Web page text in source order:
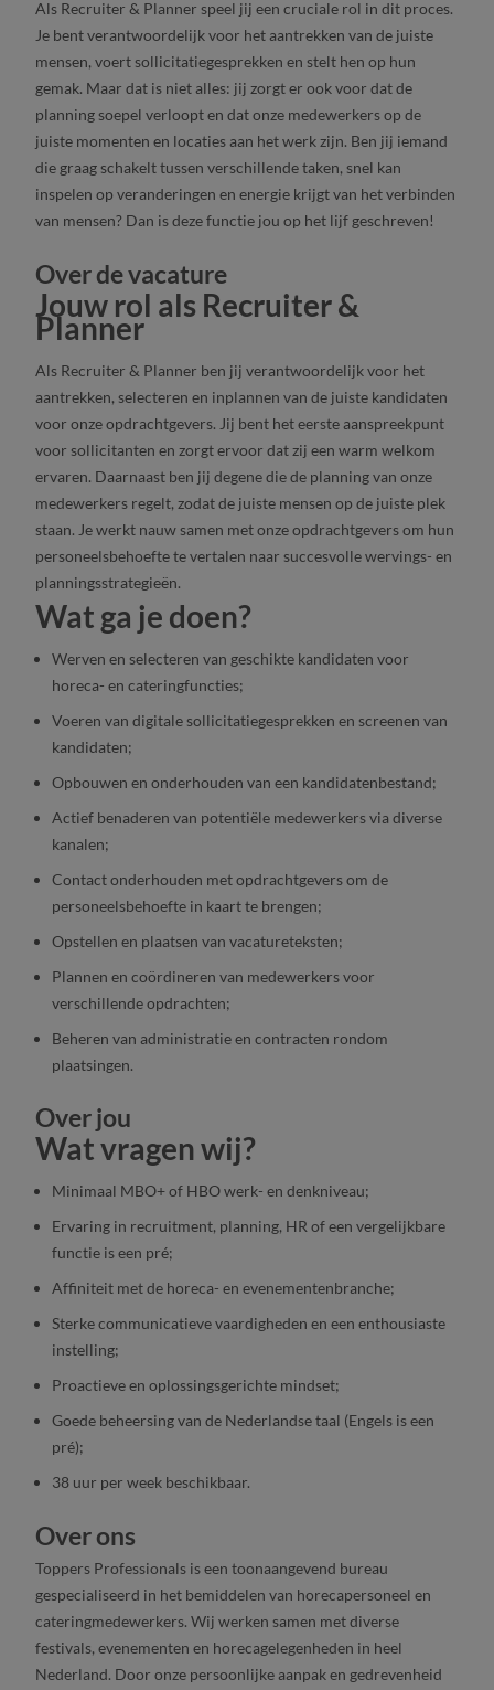
Als Recruiter & Planner speel jij een cruciale rol in dit proces.
Je bent verantwoordelijk voor het aantrekken van de juiste
mensen, voert sollicitatiegesprekken en stelt hen op hun
gemak. Maar dat is niet alles: jij zorgt er ook voor dat de
planning soepel verloopt en dat onze medewerkers op de
juiste momenten en locaties aan het werk zijn. Ben jij iemand
die graag schakelt tussen verschillende taken, snel kan
inspelen op veranderingen en energie krijgt van het verbinden
van mensen? Dan is deze functie jou op het lijf geschreven!
Over de vacature
Jouw rol als Recruiter &
Planner
Als Recruiter & Planner ben jij verantwoordelijk voor het
aantrekken, selecteren en inplannen van de juiste kandidaten
voor onze opdrachtgevers. Jij bent het eerste aanspreekpunt
voor sollicitanten en zorgt ervoor dat zij een warm welkom
ervaren. Daarnaast ben jij degene die de planning van onze
medewerkers regelt, zodat de juiste mensen op de juiste plek
staan. Je werkt nauw samen met onze opdrachtgevers om hun
personeelsbehoefte te vertalen naar succesvolle wervings- en
planningsstrategieën.
Wat ga je doen?
Werven en selecteren van geschikte kandidaten voor
horeca- en cateringfuncties;
Voeren van digitale sollicitatiegesprekken en screenen van
kandidaten;
Opbouwen en onderhouden van een kandidatenbestand;
Actief benaderen van potentiële medewerkers via diverse
kanalen;
Contact onderhouden met opdrachtgevers om de
personeelsbehoefte in kaart te brengen;
Opstellen en plaatsen van vacatureteksten;
Plannen en coördineren van medewerkers voor
verschillende opdrachten;
Beheren van administratie en contracten rondom
plaatsingen.
Over jou
Wat vragen wij?
Minimaal MBO+ of HBO werk- en denkniveau;
Ervaring in recruitment, planning, HR of een vergelijkbare
functie is een pré;
Affiniteit met de horeca- en evenementenbranche;
Sterke communicatieve vaardigheden en een enthousiaste
instelling;
Proactieve en oplossingsgerichte mindset;
Goede beheersing van de Nederlandse taal (Engels is een
pré);
38 uur per week beschikbaar.
Over ons
Toppers Professionals is een toonaangevend bureau
gespecialiseerd in het bemiddelen van horecapersoneel en
cateringmedewerkers. Wij werken samen met diverse
festivals, evenementen en horecagelegenheden in heel
Nederland. Door onze persoonlijke aanpak en gedrevenheid